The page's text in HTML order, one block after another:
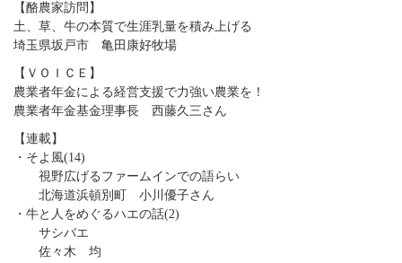
【酪農家訪問】
土、草、牛の本質で生涯乳量を積み上げる
埼玉県坂戸市 亀田康好牧場
【ＶＯＩＣＥ】
農業者年金による経営支援で力強い農業を！
農業者年金基金理事長 西藤久三さん
【連載】
・そよ風(14)
視野広げるファームインでの語らい
北海道浜頓別町 小川優子さん
・牛と人をめぐるハエの話(2)
サシバエ
佐々木 均